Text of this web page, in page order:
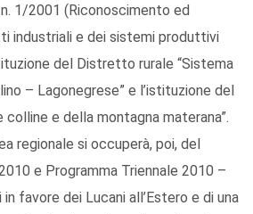
1/2001 (Riconoscimento ed
industriali e dei sistemi produttivi
del Distretto rurale “Sistema
– Lagonegrese” e l’istituzione del
e della montagna materana”.
regionale si occuperà, poi, del
e Programma Triennale 2010 –
favore dei Lucani all’Estero e di una